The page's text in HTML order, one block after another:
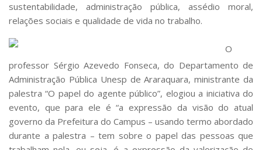
sustentabilidade, administração pública, assédio moral,
relações sociais e qualidade de vida no trabalho.
O
professor Sérgio Azevedo Fonseca, do Departamento de
Administração Pública Unesp de Araraquara, ministrante da
palestra “O papel do agente público”, elogiou a iniciativa do
evento, que para ele é “a expressão da visão do atual
governo da Prefeitura do Campus – usando termo abordado
durante a palestra – tem sobre o papel das pessoas que